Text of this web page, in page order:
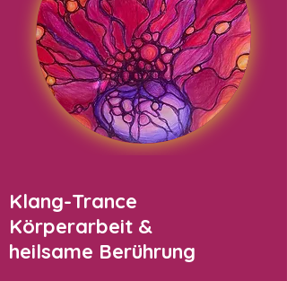
Klang-Trance
Körperarbeit &
heilsame Berührung